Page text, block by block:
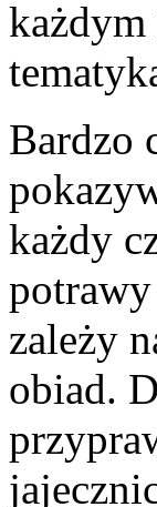
każdym
Bardzo
każdy
zależy
obiad.